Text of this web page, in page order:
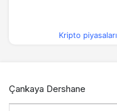
Kripto piyasaları
Çankaya Dershane